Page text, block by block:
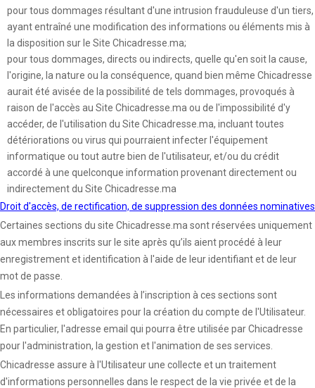
pour tous dommages résultant d'une intrusion frauduleuse d'un tiers,
ayant entraîné une modification des informations ou éléments mis à
la disposition sur le Site Chicadresse.ma;
pour tous dommages, directs ou indirects, quelle qu'en soit la cause,
l'origine, la nature ou la conséquence, quand bien même Chicadresse
aurait été avisée de la possibilité de tels dommages, provoqués à
raison de l'accès au Site Chicadresse.ma ou de l'impossibilité d'y
accéder, de l'utilisation du Site Chicadresse.ma, incluant toutes
détériorations ou virus qui pourraient infecter l'équipement
informatique ou tout autre bien de l'utilisateur, et/ou du crédit
accordé à une quelconque information provenant directement ou
indirectement du Site Chicadresse.ma
Droit d'accès, de rectification, de suppression des données nominatives
Certaines sections du site Chicadresse.ma sont réservées uniquement
aux membres inscrits sur le site après qu’ils aient procédé à leur
enregistrement et identification à l'aide de leur identifiant et de leur
mot de passe.
Les informations demandées à l’inscription à ces sections sont
nécessaires et obligatoires pour la création du compte de l'Utilisateur.
En particulier, l'adresse email qui pourra être utilisée par Chicadresse
pour l'administration, la gestion et l'animation de ses services.
Chicadresse assure à l'Utilisateur une collecte et un traitement
d'informations personnelles dans le respect de la vie privée et de la